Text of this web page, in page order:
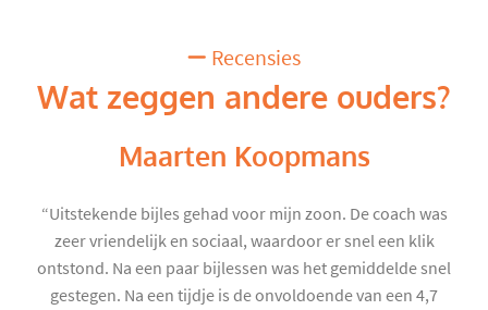
Recensies
Wat zeggen andere ouders?
Maarten Koopmans
“Uitstekende bijles gehad voor mijn zoon. De coach was
zeer vriendelijk en sociaal, waardoor er snel een klik
ontstond. Na een paar bijlessen was het gemiddelde snel
gestegen. Na een tijdje is de onvoldoende van een 4,7